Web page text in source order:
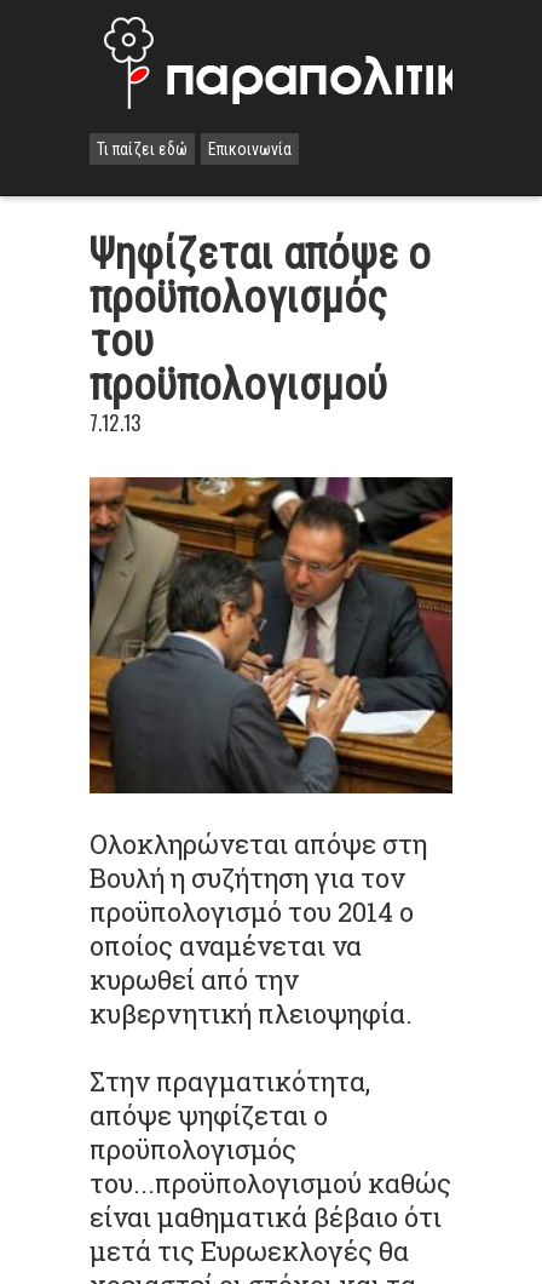
Τι παίζει εδώ Επικοινωνία
Ψηφίζεται απόψε ο
προϋπολογισμός
του
προϋπολογισμού
7.12.13
Ολοκληρώνεται απόψε στη
Βουλή η συζήτηση για τον
προϋπολογισμό του 2014 ο
οποίος αναμένεται να
κυρωθεί από την
κυβερνητική πλειοψηφία.
Στην πραγματικότητα,
απόψε ψηφίζεται ο
προϋπολογισμός
του...προϋπολογισμού καθώς
είναι μαθηματικά βέβαιο ότι
μετά τις Ευρωεκλογές θα